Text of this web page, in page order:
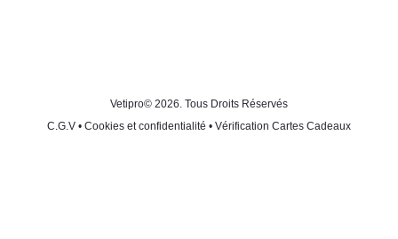
Vetipro© 2026. Tous Droits Réservés
C.G.V • Cookies et confidentialité • Vérification Cartes Cadeaux